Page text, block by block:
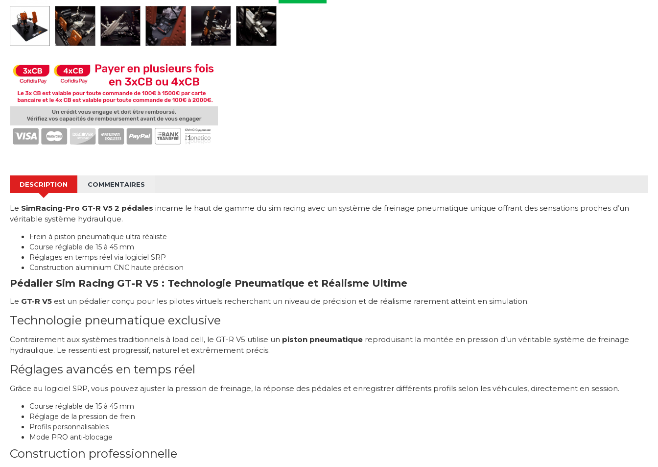
DESCRIPTION COMMENTAIRES
Le SimRacing-Pro GT-R V5 2 pédales incarne le haut de gamme du sim racing avec un système de freinage pneumatique unique offrant des sensations proches d’un
véritable système hydraulique.
Frein à piston pneumatique ultra réaliste
Course réglable de 15 à 45 mm
Réglages en temps réel via logiciel SRP
Construction aluminium CNC haute précision
Pédalier Sim Racing GT-R V5 : Technologie Pneumatique et Réalisme Ultime
Le GT-R V5 est un pédalier conçu pour les pilotes virtuels recherchant un niveau de précision et de réalisme rarement atteint en simulation.
Technologie pneumatique exclusive
Contrairement aux systèmes traditionnels à load cell, le GT-R V5 utilise un piston pneumatique reproduisant la montée en pression d’un véritable système de freinage
hydraulique. Le ressenti est progressif, naturel et extrêmement précis.
Réglages avancés en temps réel
Grâce au logiciel SRP, vous pouvez ajuster la pression de freinage, la réponse des pédales et enregistrer différents profils selon les véhicules, directement en session.
Course réglable de 15 à 45 mm
Réglage de la pression de frein
Profils personnalisables
Mode PRO anti-blocage
Construction professionnelle